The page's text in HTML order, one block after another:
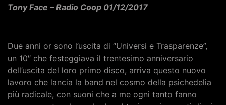
Tony Face – Radio Coop 01/12/2017
Due anni or sono l’uscita di “Universi e Trasparenze”,
un 10″ che festeggiava il trentesimo anniversario
dell’uscita del loro primo disco, arriva questo nuovo
lavoro che lancia la band nel cosmo della psichedelia
più radicale, con suoni che a me ogni tanto fanno